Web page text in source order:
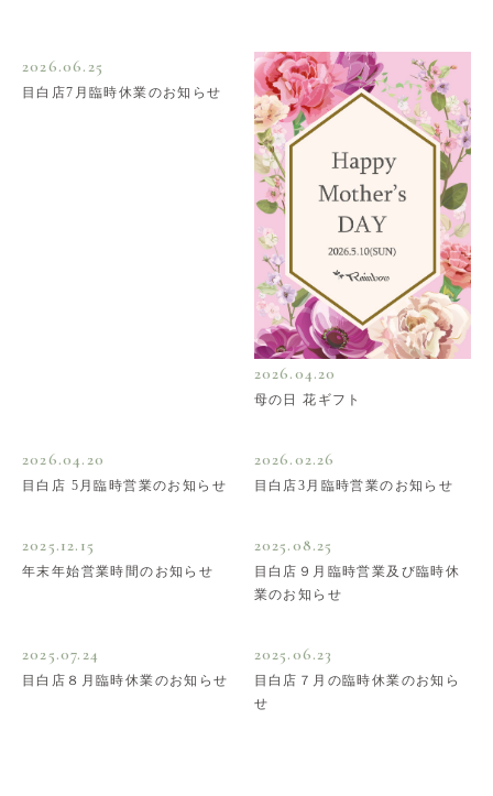
2026.06.25
目白店7月臨時休業のお知らせ
2026.04.20
母の日 花ギフト
2026.04.20
目白店 5月臨時営業のお知らせ
2026.02.26
目白店3月臨時営業のお知らせ
2025.12.15
年末年始営業時間のお知らせ
2025.08.25
目白店９月臨時営業及び臨時休
業のお知らせ
2025.07.24
目白店８月臨時休業のお知らせ
2025.06.23
目白店７月の臨時休業のお知ら
せ